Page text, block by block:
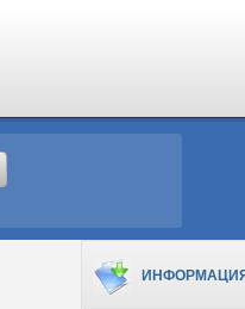
ИНФОРМАЦИЯ